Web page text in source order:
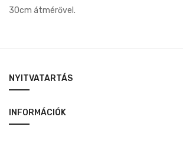
30cm átmérővel.
NYITVATARTÁS
INFORMÁCIÓK